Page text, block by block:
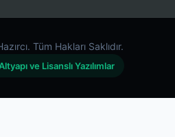
Tüm Hakları Saklıdır.
ve Lisanslı Yazılımlar